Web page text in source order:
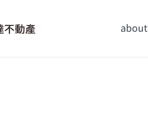
about